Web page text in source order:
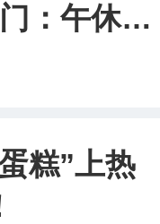
：午休到
糕”上热